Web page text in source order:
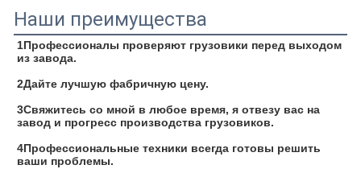
Наши преимущества
1Профессионалы проверяют грузовики перед выходом
из завода.
2Дайте лучшую фабричную цену.
3Свяжитесь со мной в любое время, я отвезу вас на
завод и прогресс производства грузовиков.
4Профессиональные техники всегда готовы решить
ваши проблемы.